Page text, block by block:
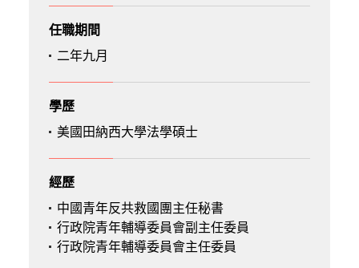
任職期間
二年九月
學歷
美國田納西大學法學碩士
經歷
中國青年反共救國團主任秘書
行政院青年輔導委員會副主任委員
行政院青年輔導委員會主任委員